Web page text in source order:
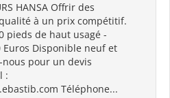
HANSA Offrir des
à un prix compétitif.
pieds de haut usagé -
Euros Disponible neuf et
nous pour un devis
:
Téléphone...